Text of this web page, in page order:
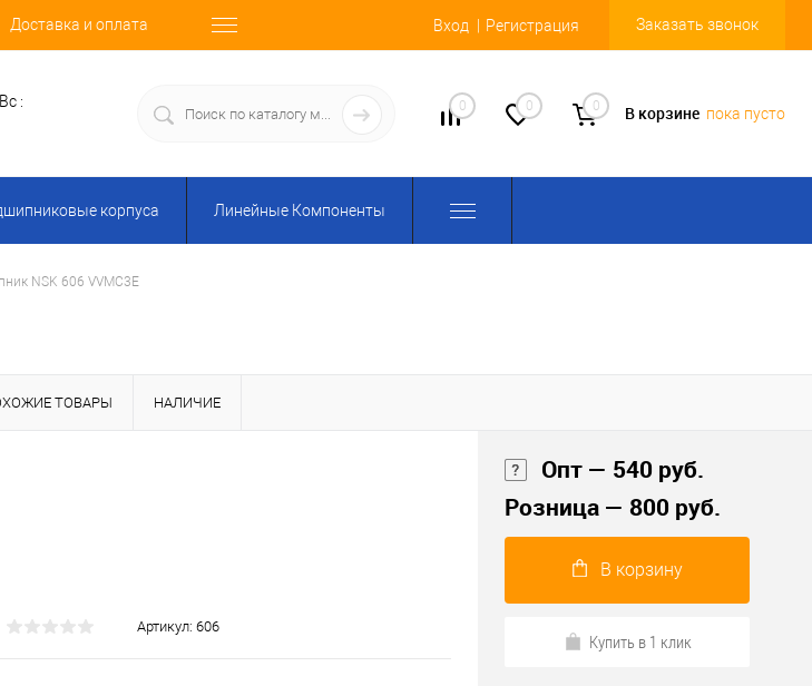
Доставка и оплата Вход Регистрация Заказать звонок
:
0 0 0 В корзине пока пусто
корпуса Линейные Компоненты
NSK 606 VVMC3E
ТОВАРЫ НАЛИЧИЕ
Артикул: 606
Опт — 540 руб.
Розница — 800 руб.
В корзину
Купить в 1 клик